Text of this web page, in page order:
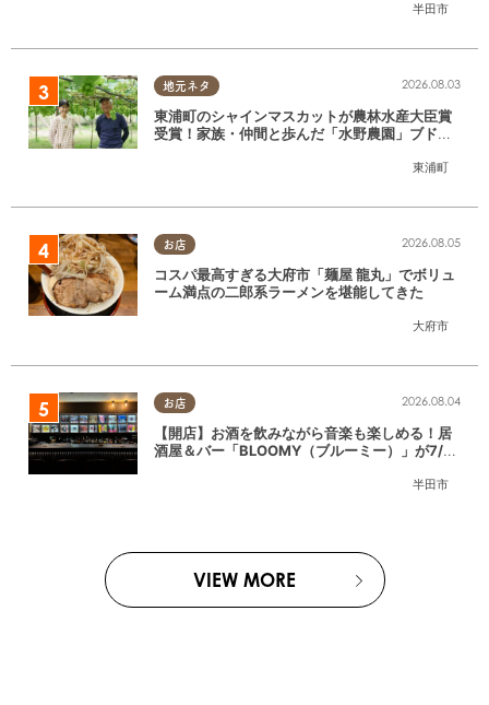
半田市
地元ネタ
東浦町
2026.08.03
東浦町のシャインマスカットが農林水産大臣賞
受賞！家族・仲間と歩んだ「水野農園」ブドウ
お店
大府市
2026.08.05
コスパ最高すぎる大府市「麺屋 龍丸」でボリュ
ーム満点の二郎系ラーメンを堪能してきた
お店
半田市
2026.08.04
【開店】お酒を飲みながら音楽も楽しめる！居
酒屋＆バー「BLOOMY（ブルーミー）」が7/3
VIEW MORE